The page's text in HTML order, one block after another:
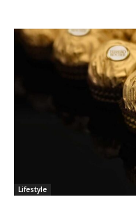
Lifestyle